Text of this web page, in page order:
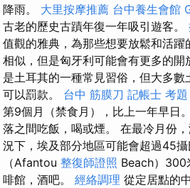
降雨。 大里按摩推薦 台中養生會館
古老的歷史古蹟年復一年吸引遊客。
值觀的雅典，為那些想要放鬆和活
相似，但是匈牙利可能會有更多的開
是土耳其的一種常見習俗，但大多
可以罰款。 台中 筋膜刀 記帳士 考題
第9個月（禁食月），比上一年早日。
落之間吃飯，喝或煙。 在最冷月份
況下，埃及部分地區可能會超過45
（Afantou 整復師證照 Beach）300
啡館，酒吧。 經絡調理 從定居點的